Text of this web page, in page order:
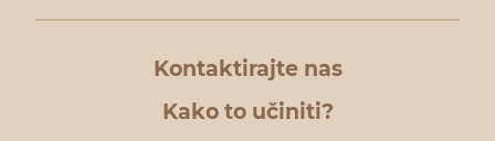
Kontaktirajte nas
Kako to učiniti?